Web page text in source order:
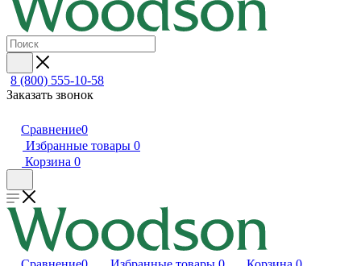
8 (800) 555-10-58
Заказать звонок
Сравнение0
Избранные товары 0
Корзина 0